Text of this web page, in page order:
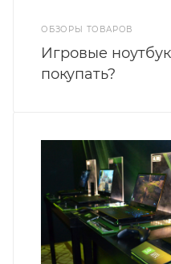
ОБЗОРЫ ТОВАРОВ
Игровые
покупать?